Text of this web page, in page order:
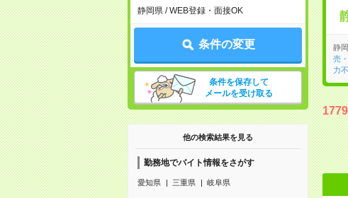
静岡県 / WEB登録・面接OK
条件の変更
条件を保存して
メールを受け取る
他の検索結果を見る
勤務地でバイト情報をさがす
愛知県 三重県 岐阜県
静
売
力
1779